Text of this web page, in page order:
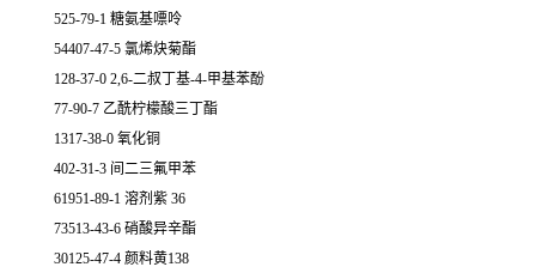
525-79-1 糖氨基嘌呤
54407-47-5 氯烯炔菊酯
128-37-0 2,6-二叔丁基-4-甲基苯酚
77-90-7 乙酰柠檬酸三丁酯
1317-38-0 氧化铜
402-31-3 间二三氟甲苯
61951-89-1 溶剂紫 36
73513-43-6 硝酸异辛酯
30125-47-4 颜料黄138